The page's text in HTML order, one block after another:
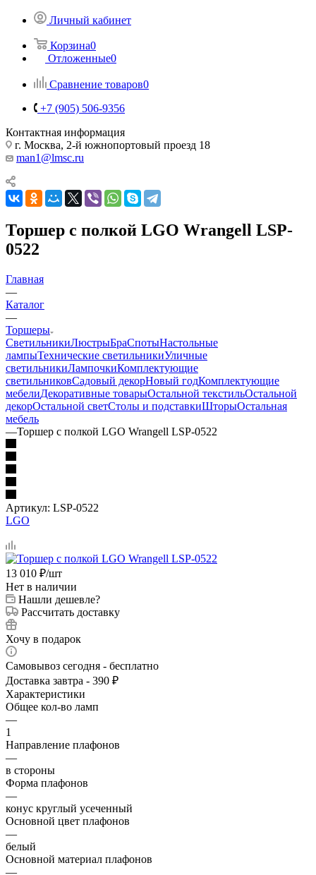
Личный кабинет
Корзина0
Отложенные0
Сравнение товаров0
+7 (905) 506-9356
Контактная информация
г. Москва, 2-й южнопортовый проезд 18
man1@lmsc.ru
Торшер с полкой LGO Wrangell LSP-
0522
Главная
—
Каталог
—
Торшеры
СветильникиЛюстрыБраСпотыНастольные
лампыТехнические светильникиУличные
светильникиЛампочкиКомплектующие
светильниковСадовый декорНовый годКомплектующие
мебелиДекоративные товарыОстальной текстильОстальной
декорОстальной светСтолы и подставкиШторыОстальная
мебель
—Торшер с полкой LGO Wrangell LSP-0522
Артикул: LSP-0522
LGO
13 010 ₽/шт
Нет в наличии
Нашли дешевле?
Рассчитать доставку
Хочу в подарок
Самовывоз сегодня - бесплатно
Доставка завтра - 390 ₽
Характеристики
Общее кол-во ламп
—
1
Направление плафонов
—
в стороны
Форма плафонов
—
конус круглый усеченный
Основной цвет плафонов
—
белый
Основной материал плафонов
—